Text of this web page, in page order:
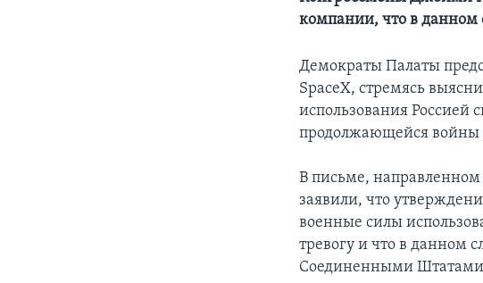
компании, что в данном
Демократы Палаты
SpaceX, стремясь
использования Россией
продолжающейся войны
В письме, направленном
заявили, что
военные силы
тревогу и что в данном
Соединенными